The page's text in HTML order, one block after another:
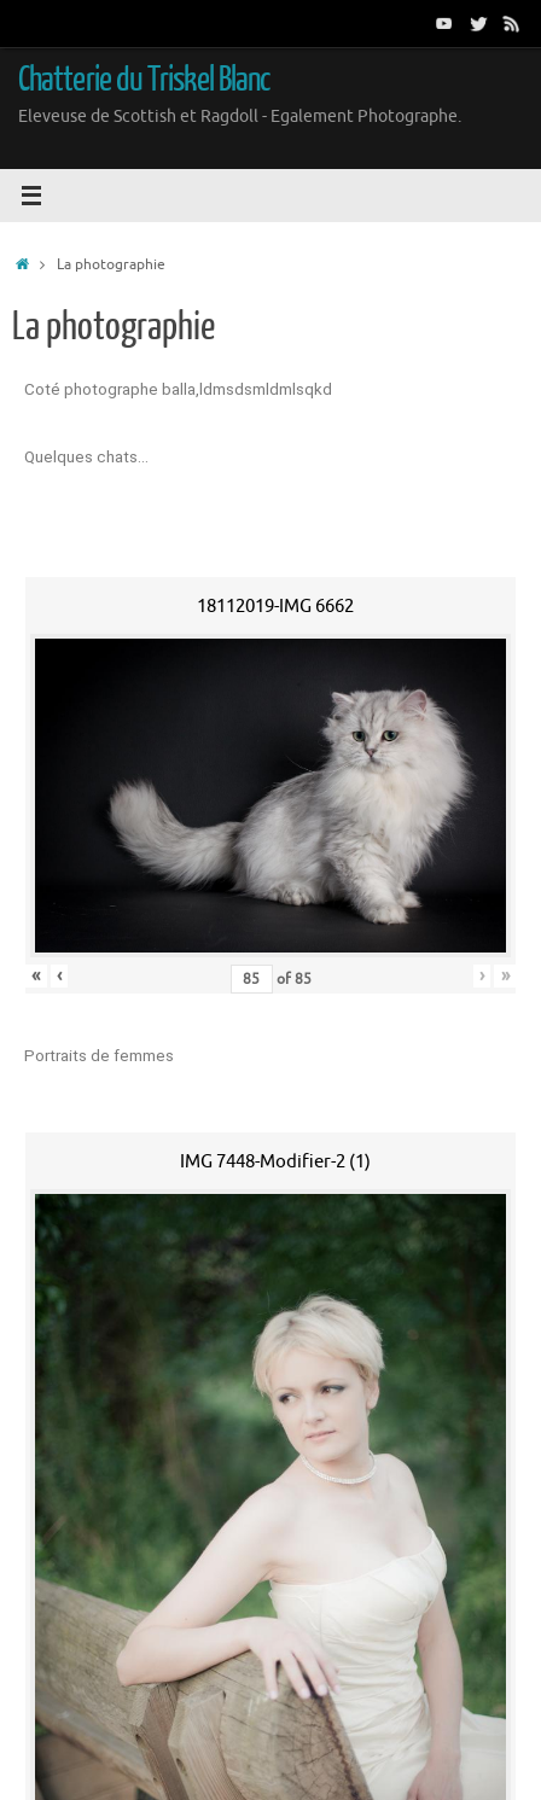
Chatterie du Triskel Blanc
Eleveuse de Scottish et Ragdoll - Egalement Photographe.
La photographie
La photographie
Coté photographe balla,ldmsdsmldmlsqkd
Quelques chats…
18112019-IMG 6662
« ‹ of85 › »
Portraits de femmes
IMG 7448-Modifier-2 (1)